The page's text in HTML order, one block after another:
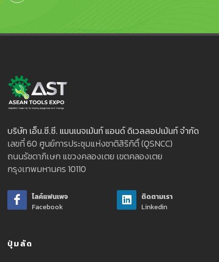
บริษัท เอ็น.ซี.ซี. แมนเนจเม้นท์ แอนด์ ดิเวลลอปเม้นท์ จำกัด
เลขที่ 60 ศูนย์การประชุมแห่งชาติสิริกิติ์ (QSNCC)
ถนนรัชดาภิเษก แขวงคลองเตย เขตคลองเตย
กรุงเทพมหานคร 10110
ไลค์แฟนเพจ
Facebook
ติดตามเรา
Linkedin
ปุ่มลัด